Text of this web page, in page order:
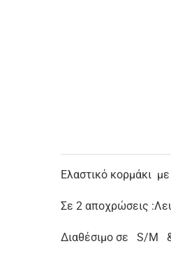
Ελαστικό κορμάκι
Σε 2 αποχρώσεις
Διαθέσιμο σε S/Μ